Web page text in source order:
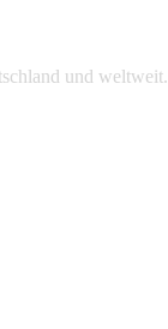
und weltweit.